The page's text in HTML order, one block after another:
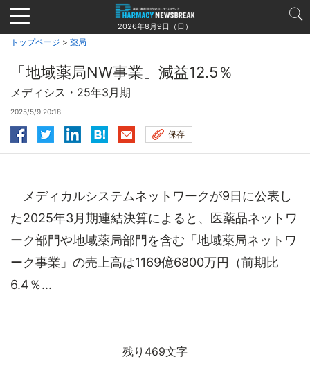
Jump
to
navigation
2026年8月9日（日）
トップページ > 薬局
「地域薬局NW事業」減益12.5％
メディシス・25年3月期
2025/5/9 20:18
保存
メディカルシステムネットワークが9日に公表し
た2025年3月期連結決算によると、医薬品ネットワ
ーク部門や地域薬局部門を含む「地域薬局ネットワ
ーク事業」の売上高は1169億6800万円（前期比
6.4％...
残り469文字